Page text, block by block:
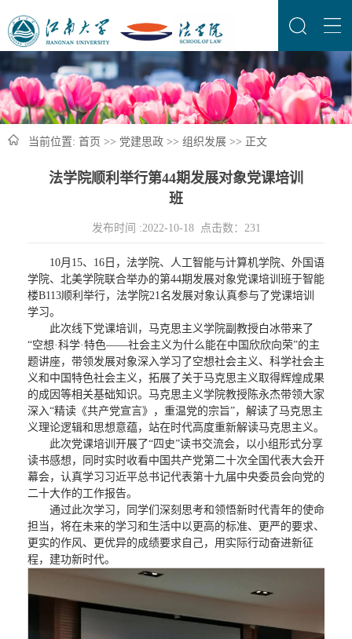
当前位置: 首页 >> 党建思政 >> 组织发展 >> 正文
法学院顺利举行第44期发展对象党课培训
班
发布时间 :2022-10-18 点击数： 231
10月15、16日，法学院、人工智能与计算机学院、外国语
学院、北美学院联合举办的第44期发展对象党课培训班于智能
楼B113顺利举行，法学院21名发展对象认真参与了党课培训
学习。
此次线下党课培训，马克思主义学院副教授白冰带来了
“空想·科学·特色——社会主义为什么能在中国欣欣向荣”的主
题讲座，带领发展对象深入学习了空想社会主义、科学社会主
义和中国特色社会主义，拓展了关于马克思主义取得辉煌成果
的成因等相关基础知识。马克思主义学院教授陈永杰带领大家
深入“精读《共产党宣言》，重温党的宗旨”，解读了马克思主
义理论逻辑和思想意蕴，站在时代高度重新解读马克思主义。
此次党课培训开展了“四史”读书交流会，以小组形式分享
读书感想，同时实时收看中国共产党第二十次全国代表大会开
幕会，认真学习习近平总书记代表第十九届中央委员会向党的
二十大作的工作报告。
通过此次学习，同学们深刻思考和领悟新时代青年的使命
担当，将在未来的学习和生活中以更高的标准、更严的要求、
更实的作风、更优异的成绩要求自己，用实际行动奋进新征
程，建功新时代。